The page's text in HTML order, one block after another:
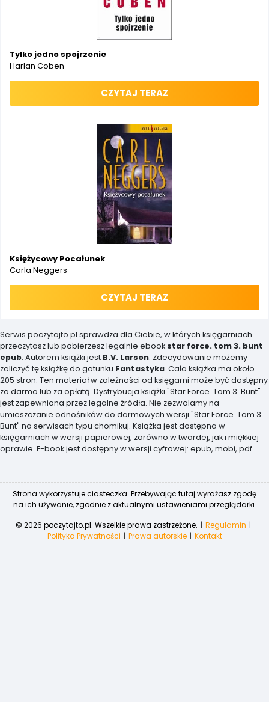
Tylko jedno spojrzenie
Harlan Coben
CZYTAJ TERAZ
Księżycowy Pocałunek
Carla Neggers
CZYTAJ TERAZ
Serwis poczytajto.pl sprawdza dla Ciebie, w których księgarniach
przeczytasz lub pobierzesz legalnie ebook star force. tom 3. bunt
epub. Autorem książki jest B.V. Larson. Zdecydowanie możemy
zaliczyć tę książkę do gatunku Fantastyka. Cała książka ma około
205 stron. Ten materiał w zależności od księgarni może być dostępny
za darmo lub za opłatą. Dystrybucja książki "Star Force. Tom 3. Bunt"
jest zapewniana przez legalne źródła. Nie zezwalamy na
umieszczanie odnośników do darmowych wersji "Star Force. Tom 3.
Bunt" na serwisach typu chomikuj. Książka jest dostępna w
księgarniach w wersji papierowej, zarówno w twardej, jak i miękkiej
oprawie. E-book jest dostępny w wersji cyfrowej: epub, mobi, pdf.
Strona wykorzystuje ciasteczka. Przebywając tutaj wyrażasz zgodę
na ich używanie, zgodnie z aktualnymi ustawieniami przeglądarki.
© 2026 poczytajto.pl. Wszelkie prawa zastrzeżone.
Regulamin
Polityka Prywatności
Prawa autorskie Kontakt